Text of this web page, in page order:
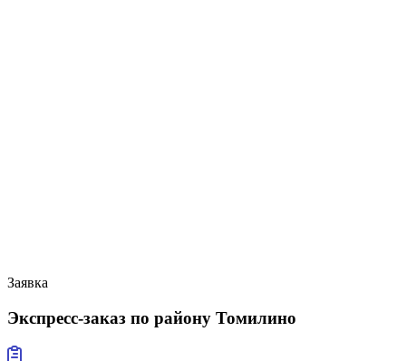
Заявка
Экспресс-заказ по району Томилино